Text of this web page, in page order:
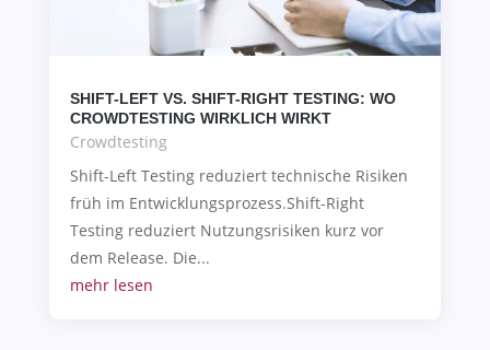
SHIFT-LEFT VS. SHIFT-RIGHT TESTING: WO
CROWDTESTING WIRKLICH WIRKT
Crowdtesting
Shift-Left Testing reduziert technische Risiken
früh im Entwicklungsprozess.Shift-Right
Testing reduziert Nutzungsrisiken kurz vor
dem Release. Die...
mehr lesen